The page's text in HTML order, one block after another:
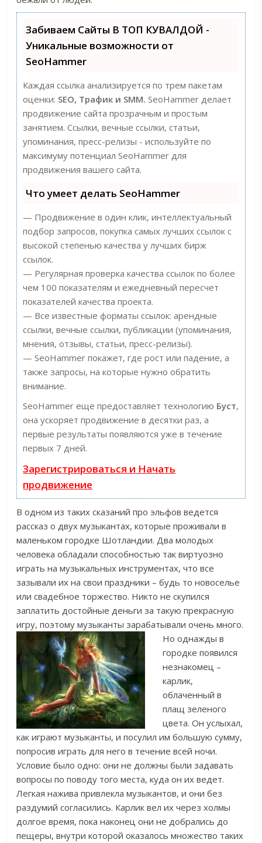
Забиваем Сайты В ТОП КУВАЛДОЙ -
Уникальные возможности от
SeoHammer
Каждая ссылка анализируется по трем пакетам
оценки: SEO, Трафик и SMM. SeoHammer делает
продвижение сайта прозрачным и простым
занятием. Ссылки, вечные ссылки, статьи,
упоминания, пресс-релизы - используйте по
максимуму потенциал SeoHammer для
продвижения вашего сайта.
Что умеет делать SeoHammer
— Продвижение в один клик, интеллектуальный
подбор запросов, покупка самых лучших ссылок с
высокой степенью качества у лучших бирж
ссылок.
— Регулярная проверка качества ссылок по более
чем 100 показателям и ежедневный пересчет
показателей качества проекта.
— Все известные форматы ссылок: арендные
ссылки, вечные ссылки, публикации (упоминания,
мнения, отзывы, статьи, пресс-релизы).
— SeoHammer покажет, где рост или падение, а
также запросы, на которые нужно обратить
внимание.
SeoHammer еще предоставляет технологию Буст,
она ускоряет продвижение в десятки раз, а
первые результаты появляются уже в течение
первых 7 дней.
Зарегистрироваться и Начать
продвижение
В одном из таких сказаний про эльфов ведется
рассказ о двух музыкантах, которые проживали в
маленьком городке Шотландии. Два молодых
человека обладали способностью так виртуозно
играть на музыкальных инструментах, что все
зазывали их на свои праздники – будь то новоселье
или свадебное торжество. Никто не скупился
заплатить достойные деньги за такую прекрасную
игру, поэтому музыканты зарабатывали очень много.
Но однажды в
городке появился
незнакомец –
карлик,
облаченный в
плащ зеленого
цвета. Он услыхал,
как играют музыканты, и посулил им большую сумму,
попросив играть для него в течение всей ночи.
Условие было одно: они не должны были задавать
вопросы по поводу того места, куда он их ведет.
Легкая нажива привлекла музыкантов, и они без
раздумий согласились. Карлик вел их через холмы
долгое время, пока наконец они не добрались до
пещеры, внутри которой оказалось множество таких